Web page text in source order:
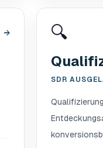
→ 🔍
SDR